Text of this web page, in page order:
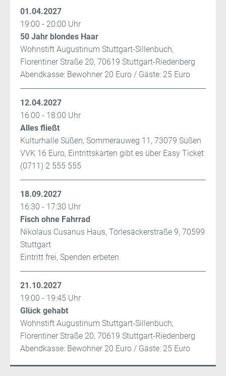
01.04.2027
19:00 - 20:00 Uhr
Abendkasse: Bewohner 20 Euro / Gäste: 25 Euro
Wohnstift Augustinum Stuttgart-Sillenbuch,
Florentiner Straße 20, 70619 Stuttgart-Riedenberg
50 Jahr blondes Haar
12.04.2027
16:00 - 18:00 Uhr
VVK 16 Euro, Eintrittskarten gibt es über Easy Ticket
(0711) 2 555 555
Kulturhalle Süßen, Sommerauweg 11, 73079 Süßen
Alles fließt
18.09.2027
16:30 - 17:30 Uhr
Eintritt frei, Spenden erbeten
Nikolaus Cusanus Haus, Törlesäckerstraße 9, 70599
Stuttgart
Fisch ohne Fahrrad
21.10.2027
19:00 - 19:45 Uhr
Abendkasse: Bewohner 20 Euro / Gäste: 25 Euro
Wohnstift Augustinum Stuttgart-Sillenbuch,
Florentiner Straße 20, 70619 Stuttgart-Riedenberg
Glück gehabt